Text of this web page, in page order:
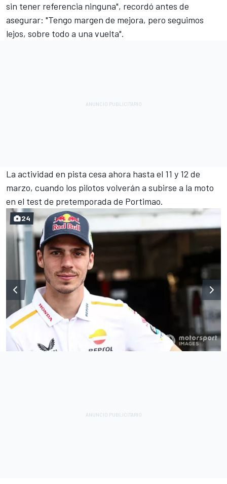
sin tener referencia ninguna", recordó antes de
asegurar: "Tengo margen de mejora, pero seguimos
lejos, sobre todo a una vuelta".
La actividad en pista cesa ahora hasta el 11 y 12 de
marzo, cuando los pilotos volverán a subirse a la moto
en el test de pretemporada de Portimao.
24